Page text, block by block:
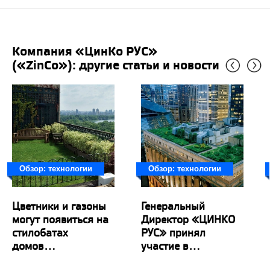
Компания «ЦинКо РУС»
(«ZinCo»): другие статьи и новости
Обзор: технологии
Цветники и газоны
могут появиться на
стилобатах
домов...
Обзор: технологии
Генеральный
Директор «ЦИНКО
РУС» принял
участие в...